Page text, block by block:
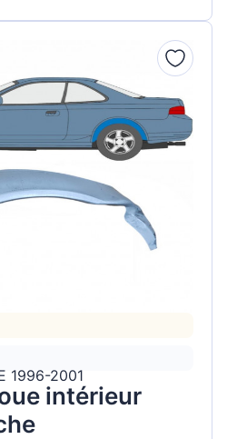
1996-2001
intérieur